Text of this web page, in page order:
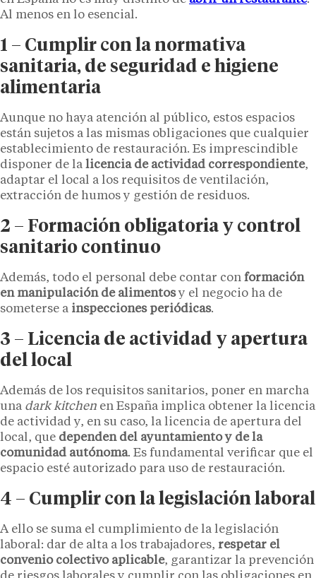
Al menos en lo esencial.
1 – Cumplir con la normativa
sanitaria, de seguridad e higiene
alimentaria
Aunque no haya atención al público, estos espacios
están sujetos a las mismas obligaciones que cualquier
establecimiento de restauración. Es imprescindible
disponer de la licencia de actividad correspondiente,
adaptar el local a los requisitos de ventilación,
extracción de humos y gestión de residuos.
2 – Formación obligatoria y control
sanitario continuo
Además, todo el personal debe contar con formación
en manipulación de alimentosy el negocio ha de
someterse a inspecciones periódicas.
3 – Licencia de actividad y apertura
del local
Además de los requisitos sanitarios, poner en marcha
una dark kitchen en España implica obtener la licencia
de actividad y, en su caso, la licencia de apertura del
local, que dependen del ayuntamiento y de la
comunidad autónoma. Es fundamental verificar que el
espacio esté autorizado para uso de restauración.
4 – Cumplir con la legislación laboral
A ello se suma el cumplimiento de la legislación
laboral: dar de alta a los trabajadores, respetar el
convenio colectivo aplicable, garantizar la prevención